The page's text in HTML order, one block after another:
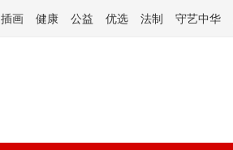
插画 健康 公益 优选 法制 守艺中华